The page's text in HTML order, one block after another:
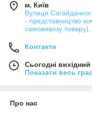
м. Київ
Вулиця
- представництво
самовивозу товару),
Контакти
Сьогодні вихідний
Показати весь
Про нас